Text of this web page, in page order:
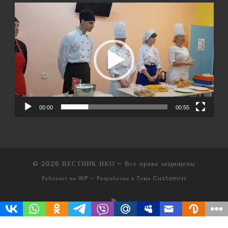
00:00 00:55
© 2026 ВЕСТНИК НКО – Все права защищены
Работает на WP – Разработан в Тема Customizr